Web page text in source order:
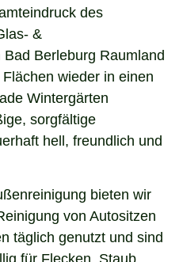
des
&
Berleburg Raumland
wieder in einen
Wintergärten
sorgfältige
hell, freundlich und
bieten wir
von Autositzen
täglich genutzt und sind